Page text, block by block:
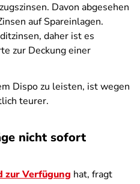
Davon abgesehen
auf Spareinlagen.
daher ist es
zur Deckung einer
Dispo zu leisten, ist wegen
teurer.
nicht sofort
zur Verfügung hat, fragt